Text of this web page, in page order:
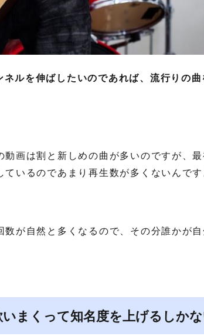
ネルを伸ばしたいのであれば、流行りの
動画は割と新しめの曲が多いのですが、
いるのであまり再生数が多くないんです
が自然と多くなるので、その分誰かが
まくって知名度を上げるしか